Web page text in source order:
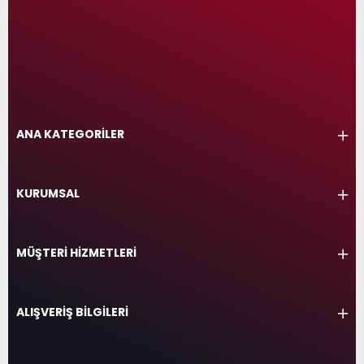
ANA KATEGORİLER
KURUMSAL
MÜŞTERİ HİZMETLERİ
ALIŞVERİŞ BİLGİLERİ